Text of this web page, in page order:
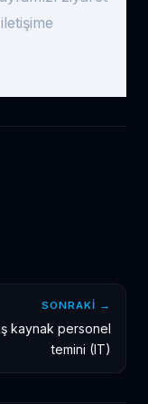
SONRAKI →
kaynak personel
temini (IT)